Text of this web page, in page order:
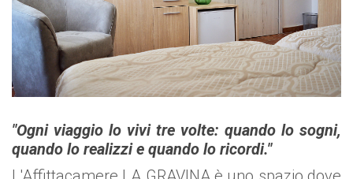
"Ogni viaggio lo vivi tre volte: quando lo sogni,
quando lo realizzi e quando lo ricordi."